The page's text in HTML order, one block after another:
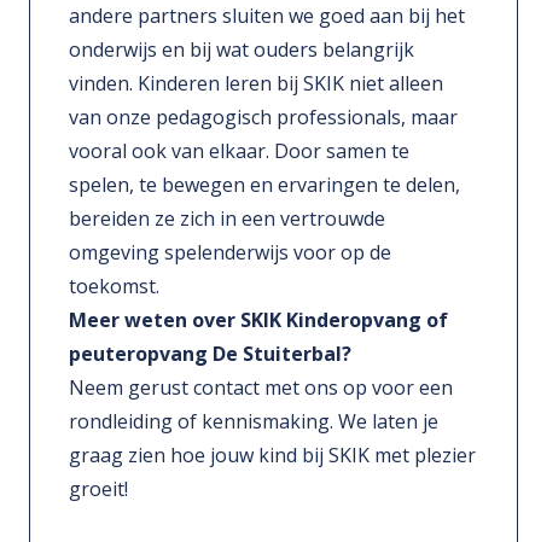
andere partners sluiten we goed aan bij het
onderwijs en bij wat ouders belangrijk
vinden. Kinderen leren bij SKIK niet alleen
van onze pedagogisch professionals, maar
vooral ook van elkaar. Door samen te
spelen, te bewegen en ervaringen te delen,
bereiden ze zich in een vertrouwde
omgeving spelenderwijs voor op de
toekomst.
Meer weten over SKIK Kinderopvang of
peuteropvang De Stuiterbal?
Neem gerust contact met ons op voor een
rondleiding of kennismaking. We laten je
graag zien hoe jouw kind bij SKIK met plezier
groeit!